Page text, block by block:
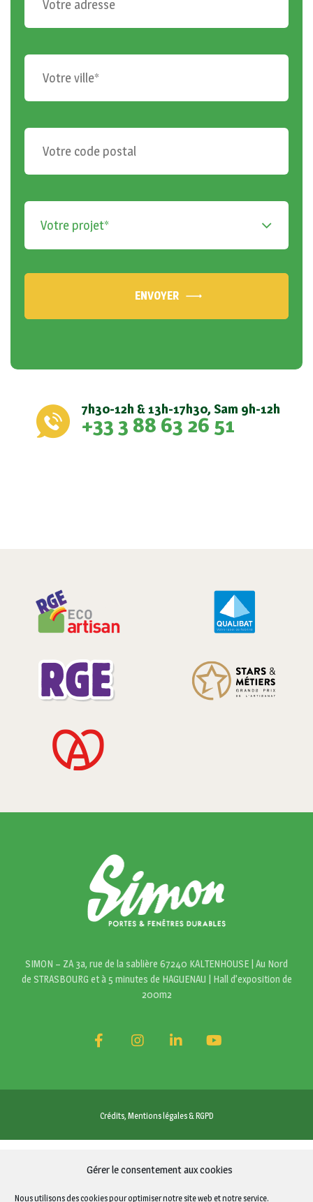
Gérer le consentement aux cookies
Nous utilisons des cookies pour optimiser notre site web et notre service.
ENVOYER
7h30-12h & 13h-17h30, Sam 9h-12h
+33 3 88 63 26 51
SIMON – ZA 3a, rue de la sablière 67240 KALTENHOUSE | Au Nord
de STRASBOURG et à 5 minutes de HAGUENAU | Hall d’exposition de
200m2
Crédits, Mentions légales & RGPD